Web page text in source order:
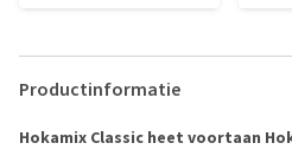
Productinformatie
Hokamix Classic heet voortaan